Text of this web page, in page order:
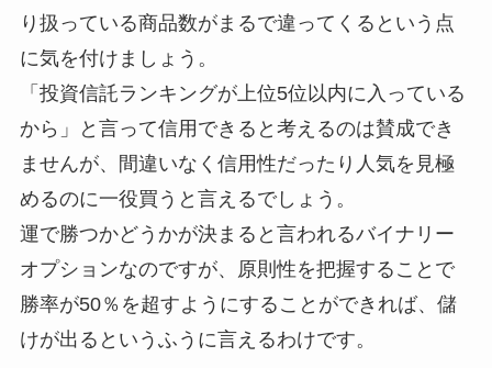
り扱っている商品数がまるで違ってくるという点
に気を付けましょう。
「投資信託ランキングが上位5位以内に入っている
から」と言って信用できると考えるのは賛成でき
ませんが、間違いなく信用性だったり人気を見極
めるのに一役買うと言えるでしょう。
運で勝つかどうかが決まると言われるバイナリー
オプションなのですが、原則性を把握することで
勝率が50％を超すようにすることができれば、儲
けが出るというふうに言えるわけです。